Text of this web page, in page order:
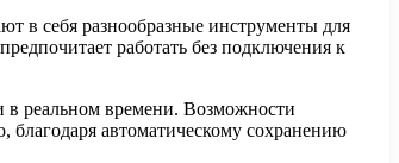
в себя разнообразные инструменты для
работать без подключения к
в реальном времени. Возможности
автоматическому сохранению